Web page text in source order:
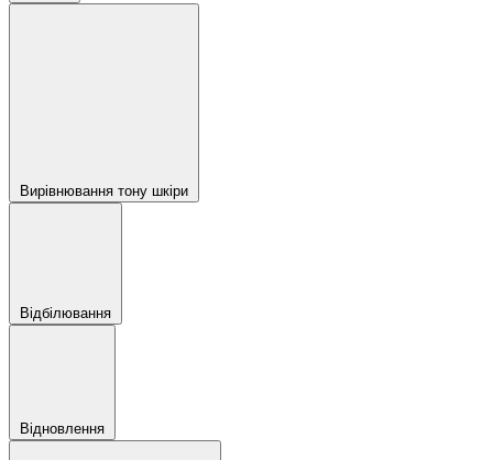
Вирівнювання тону шкіри
Відбілювання
Відновлення